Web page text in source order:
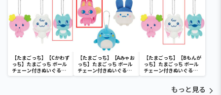
【たまごっち】【Cかわず
っち】たまごっち ボール
チェーン付きぬいぐるみ
～Tamagotchi
【たまごっち】【Aみゃお
っち】たまごっち ボール
チェーン付きぬいぐるみ
～Tamagotchi
【たまごっち】【Bもんが
っち】たまごっち ボール
チェーン付きぬいぐるみ
～Tamagotchi
もっと見る